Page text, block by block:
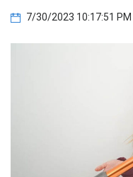
7/30/2023 10:17:51 PM